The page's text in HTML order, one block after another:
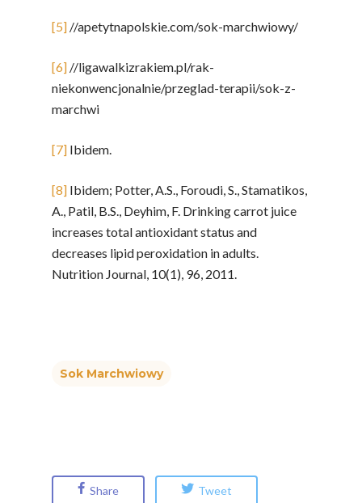
[5] //apetytnapolskie.com/sok-marchwiowy/
[6] //ligawalkizrakiem.pl/rak-
niekonwencjonalnie/przeglad-terapii/sok-z-
marchwi
[7] Ibidem.
[8] Ibidem; Potter, A.S., Foroudi, S., Stamatikos,
A., Patil, B.S., Deyhim, F. Drinking carrot juice
increases total antioxidant status and
decreases lipid peroxidation in adults.
Nutrition Journal, 10(1), 96, 2011.
Sok Marchwiowy
Share Tweet